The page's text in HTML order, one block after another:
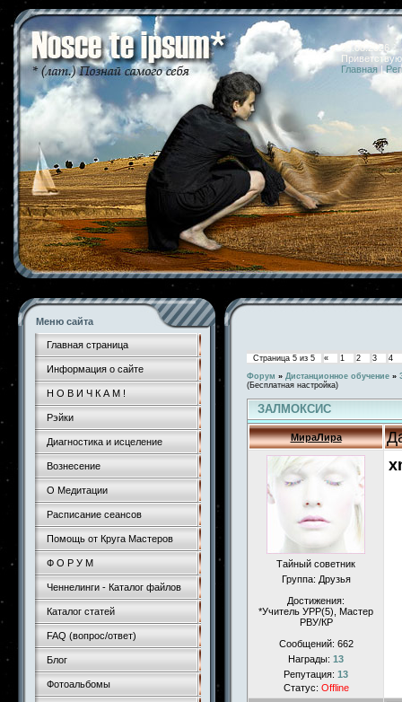
09.08.2026
Главная |
Меню сайта
Главная страница
Информация о сайте
Н О В И Ч К А М !
Рэйки
Диагностика и исцеление
Вознесение
О Медитации
Расписание сеансов
Помощь от Круга Мастеров
Ф О Р У М
Ченнелинги - Каталог файлов
Каталог статей
FAQ (вопрос/ответ)
Блог
Фотоальбомы
Страница 5 из 5 « 1 2 3
4
Форум » Дистанционное обучение »
(Бесплатная настройка)
ЗАЛМОКСИС
МираЛира
Тайный советник
Группа: Друзья
Достижения:
*Учитель УРР(5), Маcтер
РВУ/КР
Сообщений: 662
Награды: 13
Репутация: 13
Статус: Offline